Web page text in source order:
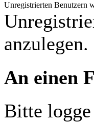
Unregistrierten Benutzern
An einen
Bitte